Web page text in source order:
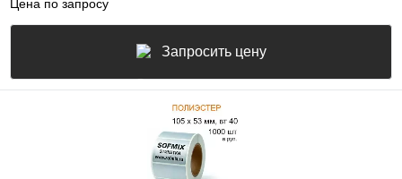
Цена по запросу
Запросить цену